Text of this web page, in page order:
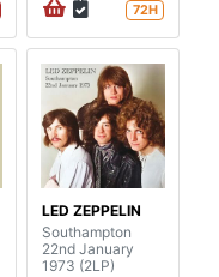
72H
LED ZEPPELIN
Southampton
22nd January
1973 (2LP)